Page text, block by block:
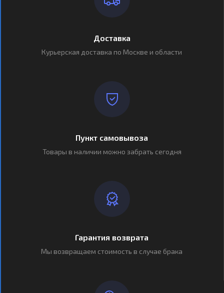
Доставка
Курьерская доставка по Москве и области
Пункт самовывоза
Товары в наличии можно забрать сегодня
Гарантия возврата
Мы возвращаем стоимость в случае брака